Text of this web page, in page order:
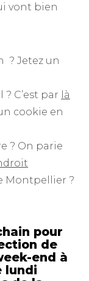
vont bien
? Jetez un
C’est par là
cookie en
? On parie
Montpellier ?
pour
de
end à
lundi